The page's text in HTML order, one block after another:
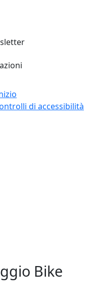
di accessibilità
Bike